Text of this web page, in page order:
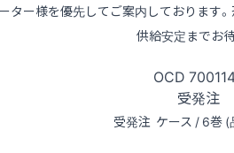
ター様を優先してご案内しております
供給安定までお
OCD
受発注
受発注 ケース / 6巻 (